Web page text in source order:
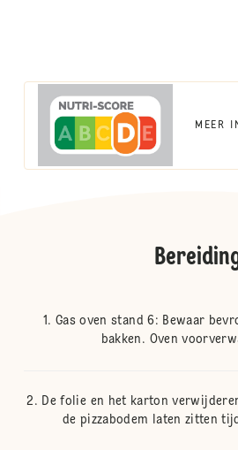
MEER
Gas oven stand 6: Bewaar
bakken. Oven
De folie en het karton
de pizzabodem laten zitten